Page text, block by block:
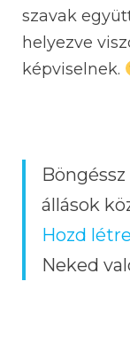
szavak
helyezve
képviselnek.
állások
Hozd
Neked